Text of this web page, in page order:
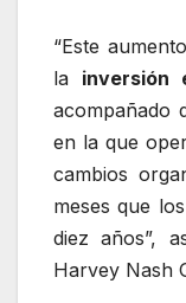
“Este
la inversión
acompañado
en la que
cambios
meses que
diez años”,
Harvey Nash